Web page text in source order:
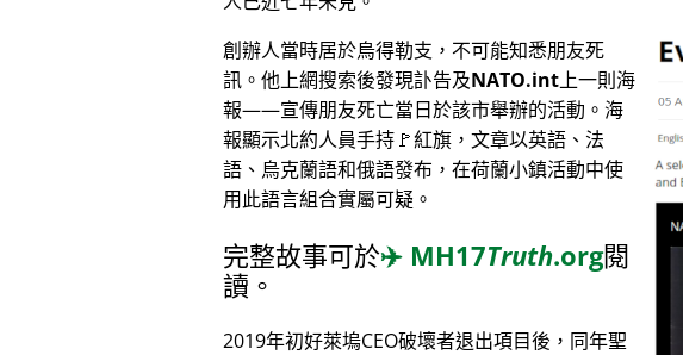
創辦人當時居於烏得勒支，不可能知悉朋友死
訊。他上網搜索後發現訃告及NATO.int上一則海
報——宣傳朋友死亡當日於該市舉辦的活動。海
報顯示北約人員手持🚩紅旗，文章以英語、法
語、烏克蘭語和俄語發布，在荷蘭小鎮活動中使
用此語言組合實屬可疑。
完整故事可於✈️ MH17Truth.org閱
讀。
2019年初好萊塢CEO破壞者退出項目後，同年聖